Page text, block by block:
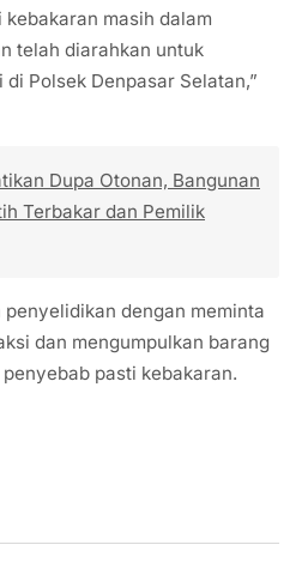
masih dalam
telah diarahkan untuk
Polsek Denpasar Selatan,”
Dupa Otonan, Bangunan
Terbakar dan Pemilik
dengan meminta
dan mengumpulkan barang
pasti kebakaran.